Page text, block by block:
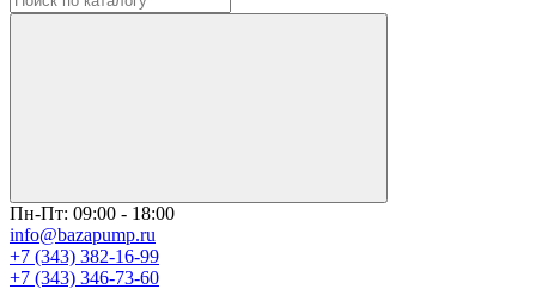
Пн-Пт: 09:00 - 18:00
info@bazapump.ru
+7 (343) 382-16-99
+7 (343) 346-73-‬60